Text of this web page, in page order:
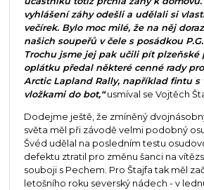
vyhlášení záhy odešli a udělali si
večírek. Bylo moc milé, že na něj
našich soupeřů v čele s posádkou
Trochu jsme jej pak učili pít plzeňské
oplátku předal některé cenné rady
Arctic Lapland Rally, například fintu s
vložkami do bot,“usmíval se Vojtěch
Dodejme ještě, že zmíněný
světa měl při závodě velmi podobný
Švéd udělal na posledním testu
defektu ztratil pro změnu šanci na
souboji s Pechem. Pro Štajfa tak měl
letošního roku severský nádech - v